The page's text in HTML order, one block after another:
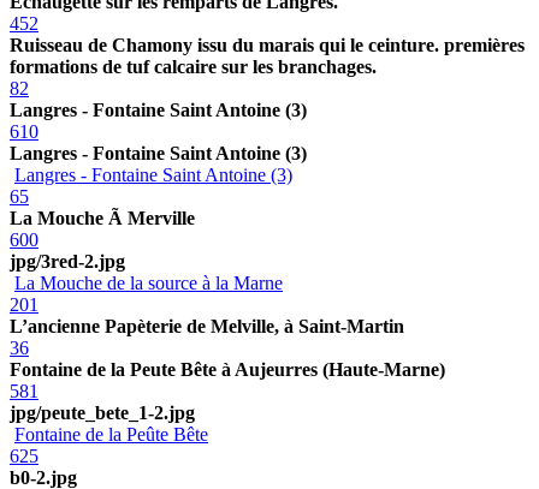
452
Ruisseau de Chamony issu du marais qui le ceinture. premières
formations de tuf calcaire sur les branchages.
82
Langres - Fontaine Saint Antoine (3)
610
Langres - Fontaine Saint Antoine (3)
Langres - Fontaine Saint Antoine (3)
65
La Mouche Ã Merville
600
jpg/3red-2.jpg
La Mouche de la source à la Marne
201
L’ancienne Papèterie de Melville, à Saint-Martin
36
Fontaine de la Peute Bête à Aujeurres (Haute-Marne)
581
jpg/peute_bete_1-2.jpg
Fontaine de la Peûte Bête
625
b0-2.jpg